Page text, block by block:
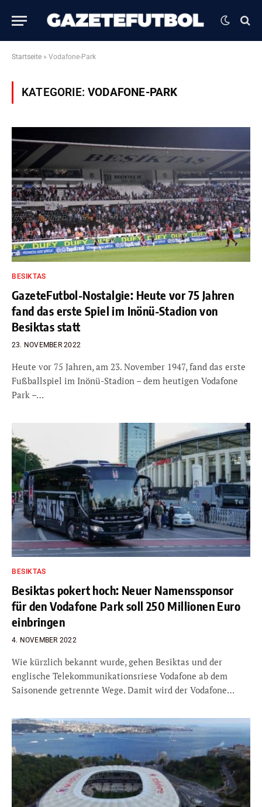
Startseite » Vodafone-Park
KATEGORIE:VODAFONE-PARK
BESIKTAS
GazeteFutbol-Nostalgie: Heute vor 75 Jahren
fand das erste Spiel im Inönü-Stadion von
Besiktas statt
23. NOVEMBER 2022
Heute vor 75 Jahren, am 23. November 1947, fand das erste
Fußballspiel im Inönü-Stadion – dem heutigen Vodafone
Park –…
BESIKTAS
Besiktas pokert hoch: Neuer Namenssponsor
für den Vodafone Park soll 250 Millionen Euro
einbringen
4. NOVEMBER 2022
Wie kürzlich bekannt wurde, gehen Besiktas und der
englische Telekommunikationsriese Vodafone ab dem
Saisonende getrennte Wege. Damit wird der Vodafone…